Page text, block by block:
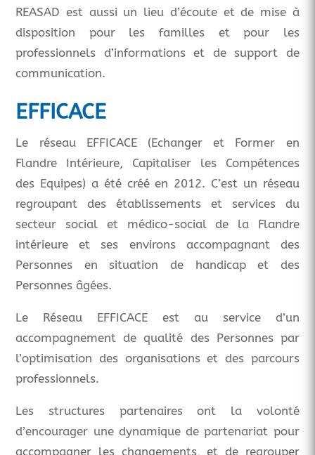
REASAD est aussi un lieu d’écoute et de mise à
disposition pour les familles et pour les
professionnels d’informations et de support de
communication.
EFFICACE
Le réseau EFFICACE (Echanger et Former en
Flandre Intérieure, Capitaliser les Compétences
des Equipes) a été créé en 2012. C’est un réseau
regroupant des établissements et services du
secteur social et médico-social de la Flandre
intérieure et ses environs accompagnant des
Personnes en situation de handicap et des
Personnes âgées.
Le Réseau EFFICACE est au service d’un
accompagnement de qualité des Personnes par
l’optimisation des organisations et des parcours
professionnels.
Les structures partenaires ont la volonté
d’encourager une dynamique de partenariat pour
accompagner les changements, et de regrouper